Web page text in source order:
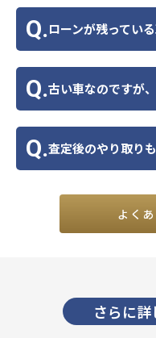
Q.ローンが残ってい
Q.古い車なのですが
Q.査定後のやり取り
よく
さらに